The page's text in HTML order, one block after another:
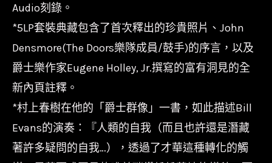
量
Audio刻錄。
*5LP套裝典藏包含了首次釋出的珍貴照片、John
Densmore(The Doors樂隊成員/鼓手)的序言，以及
爵士樂作家Eugene Holley, Jr.撰寫的富有洞見的全
新內頁註釋。
*村上春樹在他的「爵士群像」一書，如此描述Bill
Evans的演奏：『人類的自我（而且也許還是潛藏
著許多疑問的自我…），透過了才華這種轉化的觸